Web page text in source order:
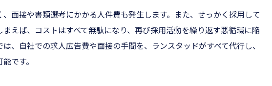
面接や書類選考にかかる人件費も発生します。また、せっかく採用して
えば、コストはすべて無駄になり、再び採用活動を繰り返す悪循環に陥
、自社での求人広告費や面接の手間を、ランスタッドがすべて代行し、
です。